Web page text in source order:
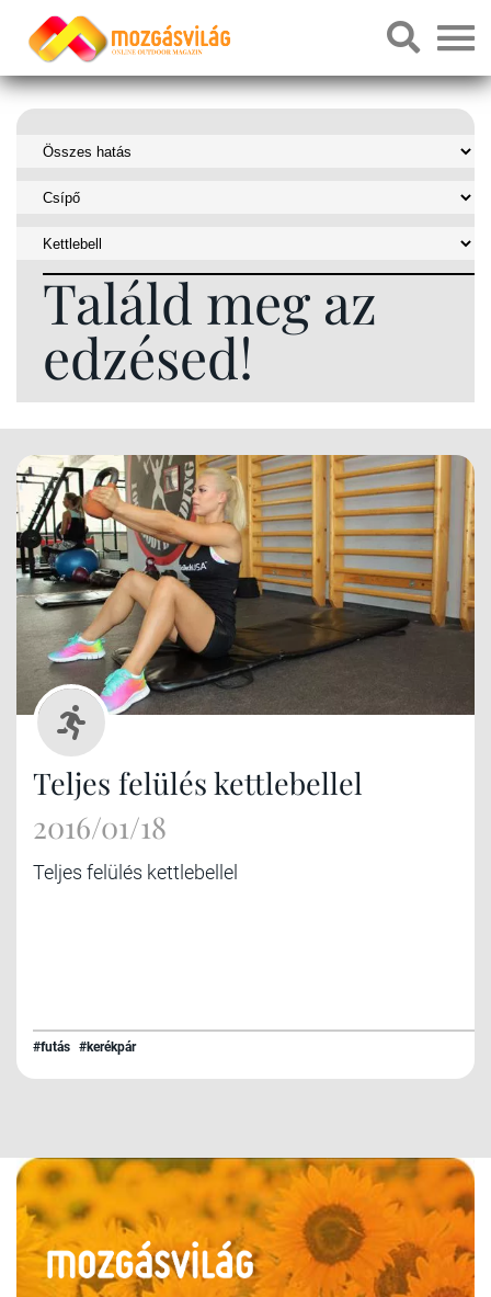
Találd meg az
edzésed!
Teljes felülés kettlebellel
2016/01/18
Teljes felülés kettlebellel
#futás #kerékpár